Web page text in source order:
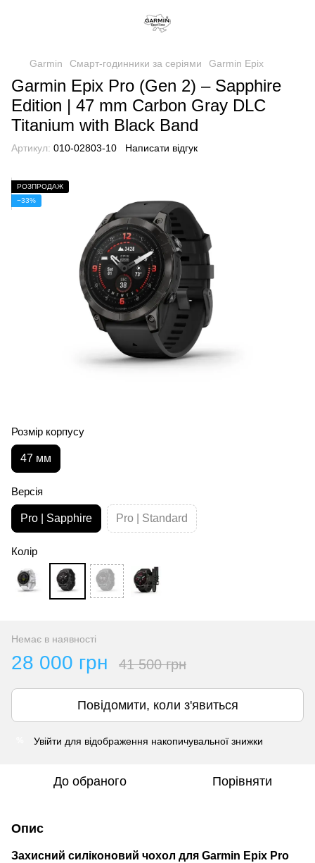
Garmin Смарт-годинники за серіями Garmin Epix
Garmin Epix Pro (Gen 2) – Sapphire
Edition | 47 mm Carbon Gray DLC
Titanium with Black Band
Артикул: 010-02803-10 Написати відгук
РОЗПРОДАЖ
−33%
Розмір корпусу
47 мм
Версія
Pro | Sapphire Pro | Standard
Колір
Немає в наявності
28 000 грн 41 500 грн
Повідомити, коли з'явиться
Увійти для відображення накопичувальної знижки
До обраного Порівняти
Опис
Захисний силіконовий чохол для Garmin Epix Pro